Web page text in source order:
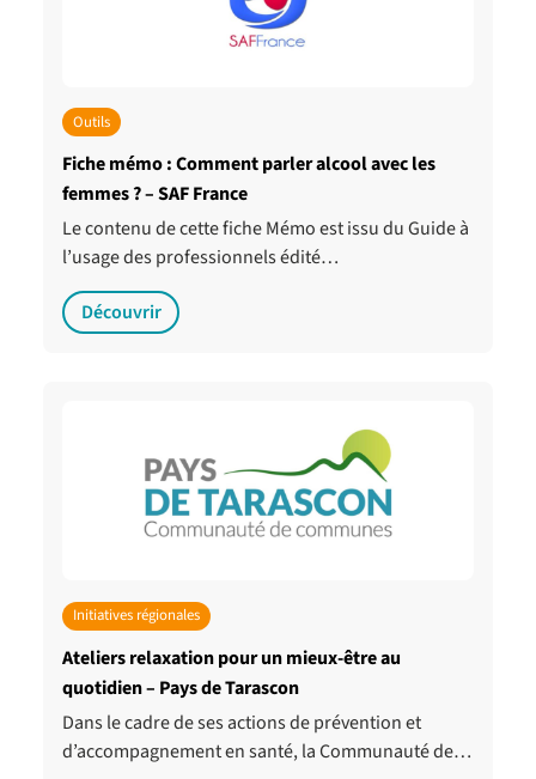
Outils
Fiche mémo : Comment parler alcool avec les
femmes ? – SAF France
Le contenu de cette fiche Mémo est issu du Guide à
l’usage des professionnels édité…
Découvrir
Initiatives régionales
Ateliers relaxation pour un mieux-être au
quotidien – Pays de Tarascon
Dans le cadre de ses actions de prévention et
d’accompagnement en santé, la Communauté de…